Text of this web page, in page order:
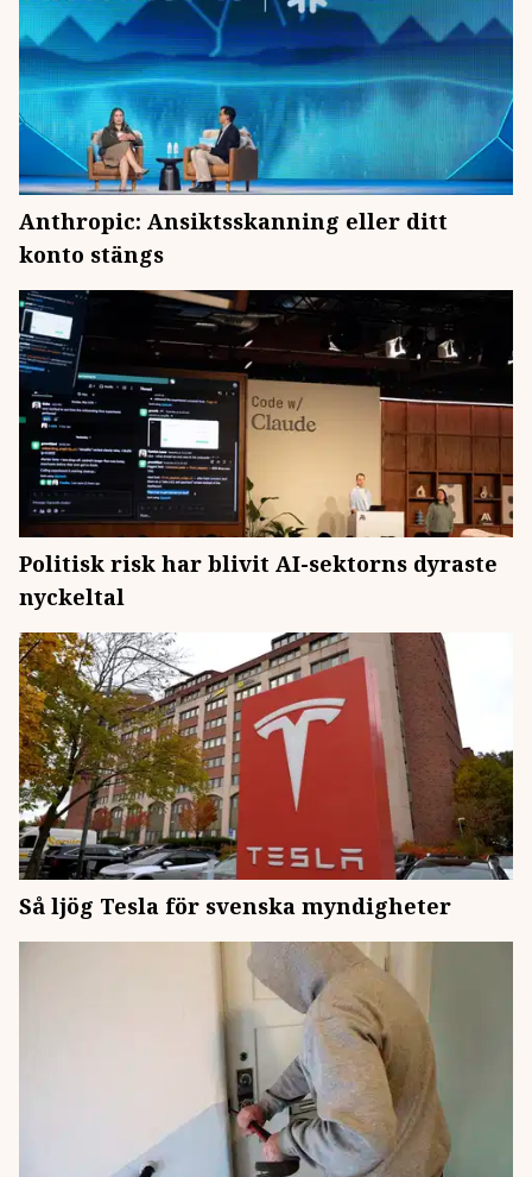
Anthropic: Ansiktsskanning eller ditt
konto stängs
Politisk risk har blivit AI-sektorns dyraste
nyckeltal
Så ljög Tesla för svenska myndigheter